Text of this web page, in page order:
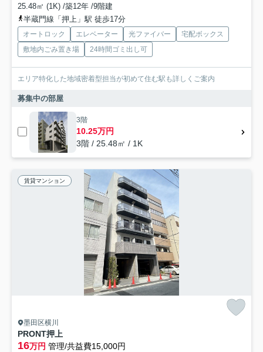
25.48㎡ (1K) /築12年 /9階建
半蔵門線「押上」駅 徒歩17分
オートロック エレベーター 光ファイバー
宅配ボックス
敷地内ごみ置き場
24時間ゴミ出し可
エリア特化した地域密着型担当が初めて住む駅も詳しくご案内
募集中の部屋
3階
10.25万円
3階 / 25.48㎡ / 1K
賃貸マンション
墨田区横川
PRONT押上
16万円 管理/共益費15,000円